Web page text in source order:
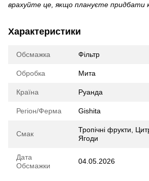
врахуйте це, якщо плануєте придбати
Характеристики
Обсмажка Фільтр
Обробка Мита
Країна Руанда
Регіон/Ферма Gishita
Смак
Тропічні фрукти,
Ягоди
Дата
Обсмажки
04.05.2026